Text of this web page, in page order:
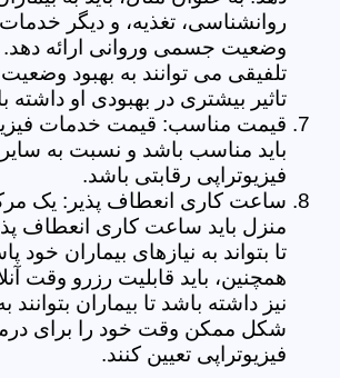
روانشناسی، تغذیه، و دیگر خدمات
وضعیت جسمی وروانی ارائه
تلفیقی می توانند به بهبود
تاثیر بیشتری در بهبودی او داشته
قیمت مناسب: قیمت خدمات
باید مناسب باشد و نسبت به سایر
فیزیوتراپی رقابتی باشد.
ساعت کاری انعطاف پذیر: یک
منزل باید ساعت کاری انعطاف
تا بتواند به نیازهای بیماران خود
همچنین، باید قابلیت رزرو وقت
نیز داشته باشد تا بیماران بتوانند
شکل ممکن وقت خود را برای
فیزیوتراپی تعیین کنند.